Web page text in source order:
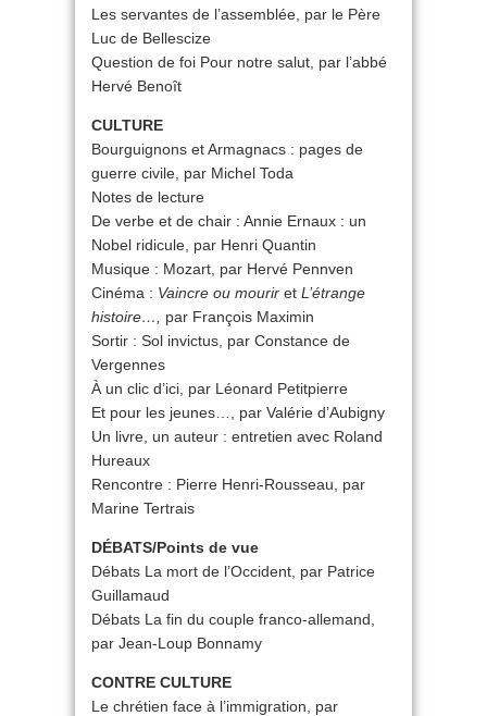
Les servantes de l’assemblée, par le Père
Luc de Bellescize
Question de foi Pour notre salut, par l’abbé
Hervé Benoît
CULTURE
Bourguignons et Armagnacs : pages de
guerre civile, par Michel Toda
Notes de lecture
De verbe et de chair : Annie Ernaux : un
Nobel ridicule, par Henri Quantin
Musique : Mozart, par Hervé Pennven
Cinéma : Vaincre ou mourir et L’étrange
histoire…, par François Maximin
Sortir : Sol invictus, par Constance de
Vergennes
À un clic d’ici, par Léonard Petitpierre
Et pour les jeunes…, par Valérie d’Aubigny
Un livre, un auteur : entretien avec Roland
Hureaux
Rencontre : Pierre Henri-Rousseau, par
Marine Tertrais
DÉBATS/Points de vue
Débats La mort de l’Occident, par Patrice
Guillamaud
Débats La fin du couple franco-allemand,
par Jean-Loup Bonnamy
CONTRE CULTURE
Le chrétien face à l’immigration, par